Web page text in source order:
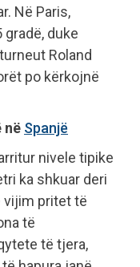
Në Paris,
duke
Roland
po kërkojnë
në Spanjë
nivele tipike
ka shkuar deri
vijim pritet të
të
të tjera,